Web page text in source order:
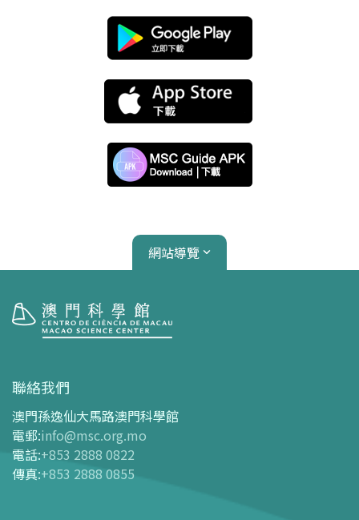
網站導覽
開放時間
交通指南
購票指南
- 網上購票
- 門票及優惠表
聯絡我們
澳門孫逸仙大馬路澳門科學館
電郵:info@msc.org.mo
電話:+853 2888 0822
傳真:+853 2888 0855